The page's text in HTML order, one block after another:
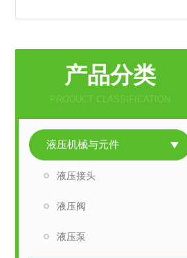
产品分类
PRODUCT CLASSIFICATION
液压机械与元件
液压接头
液压阀
液压泵